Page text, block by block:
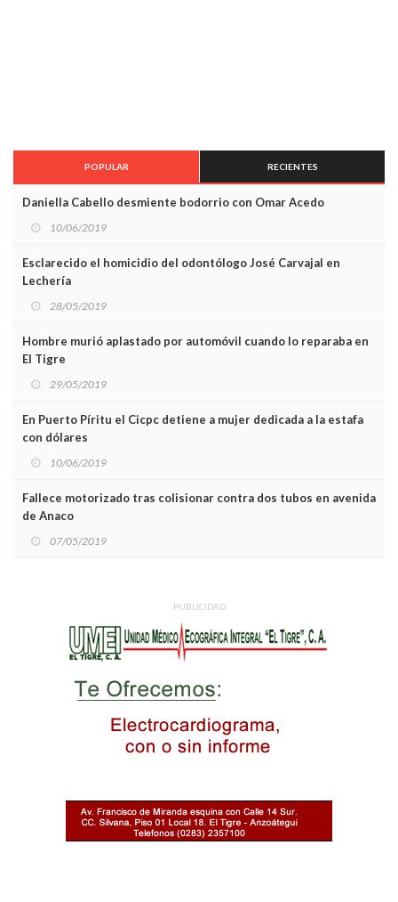
POPULAR RECIENTES
Daniella Cabello desmiente bodorrio con Omar Acedo
10/06/2019
Esclarecido el homicidio del odontólogo José Carvajal en
Lechería
28/05/2019
Hombre murió aplastado por automóvil cuando lo reparaba en
El Tigre
29/05/2019
En Puerto Píritu el Cicpc detiene a mujer dedicada a la estafa
con dólares
10/06/2019
Fallece motorizado tras colisionar contra dos tubos en avenida
de Anaco
07/05/2019
PUBLICIDAD